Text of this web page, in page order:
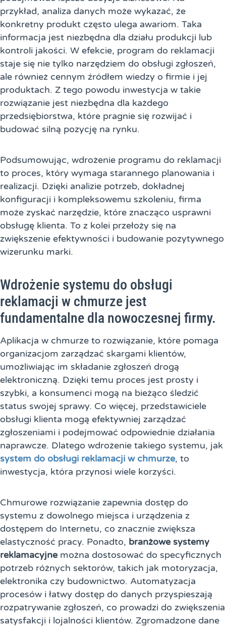
przykład, analiza danych może wykazać, że
konkretny produkt często ulega awariom. Taka
informacja jest niezbędna dla działu produkcji lub
kontroli jakości. W efekcie, program do reklamacji
staje się nie tylko narzędziem do obsługi zgłoszeń,
ale również cennym źródłem wiedzy o firmie i jej
produktach. Z tego powodu inwestycja w takie
rozwiązanie jest niezbędna dla każdego
przedsiębiorstwa, które pragnie się rozwijać i
budować silną pozycję na rynku.
Podsumowując, wdrożenie programu do reklamacji
to proces, który wymaga starannego planowania i
realizacji. Dzięki analizie potrzeb, dokładnej
konfiguracji i kompleksowemu szkoleniu, firma
może zyskać narzędzie, które znacząco usprawni
obsługę klienta. To z kolei przełoży się na
zwiększenie efektywności i budowanie pozytywnego
wizerunku marki.
Wdrożenie systemu do obsługi
reklamacji w chmurze jest
fundamentalne dla nowoczesnej firmy.
Aplikacja w chmurze to rozwiązanie, które pomaga
organizacjom zarządzać skargami klientów,
umożliwiając im składanie zgłoszeń drogą
elektroniczną. Dzięki temu proces jest prosty i
szybki, a konsumenci mogą na bieżąco śledzić
status swojej sprawy. Co więcej, przedstawiciele
obsługi klienta mogą efektywniej zarządzać
zgłoszeniami i podejmować odpowiednie działania
naprawcze. Dlatego wdrożenie takiego systemu, jak
system do obsługi reklamacji w chmurze, to
inwestycja, która przynosi wiele korzyści.
Chmurowe rozwiązanie zapewnia dostęp do
systemu z dowolnego miejsca i urządzenia z
dostępem do Internetu, co znacznie zwiększa
elastyczność pracy. Ponadto, branżowe systemy
reklamacyjne można dostosować do specyficznych
potrzeb różnych sektorów, takich jak motoryzacja,
elektronika czy budownictwo. Automatyzacja
procesów i łatwy dostęp do danych przyspieszają
rozpatrywanie zgłoszeń, co prowadzi do zwiększenia
satysfakcji i lojalności klientów. Zgromadzone dane